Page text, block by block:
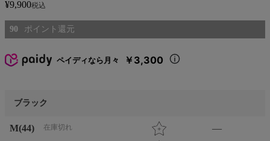
¥9,900税込
90
ペイディなら月々 ￥3,300
ブラック
M(44) 在庫切れ
—